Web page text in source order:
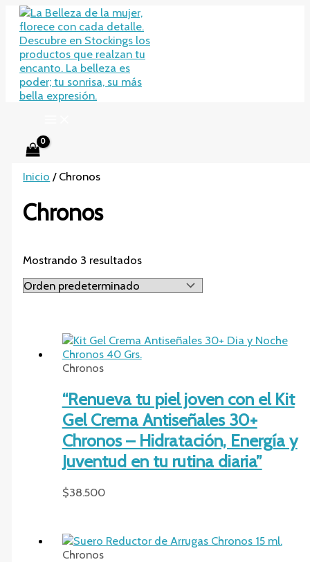
contenido
Inicio / Chronos
Chronos
Mostrando 3 resultados
Chronos
“Renueva tu piel joven con el Kit
Gel Crema Antiseñales 30+
Chronos – Hidratación, Energía y
Juventud en tu rutina diaria”
$38.500
Chronos